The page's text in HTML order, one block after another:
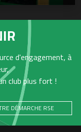
d'engagement, à
club plus fort !
DÉMARCHE RSE